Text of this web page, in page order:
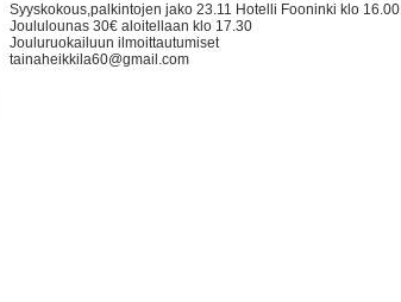
Syyskokous,palkintojen jako 23.11 Hotelli Fooninki klo 16.00
Joululounas 30€ aloitellaan klo 17.30
Jouluruokailuun ilmoittautumiset
tainaheikkila60@gmail.com